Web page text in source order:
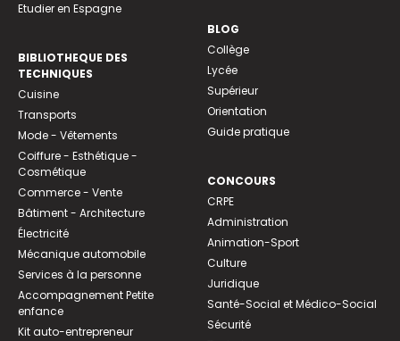
Etudier en Espagne
BIBLIOTHEQUE DES
TECHNIQUES
Cuisine
Transports
Mode - Vêtements
Coiffure - Esthétique -
Cosmétique
Commerce - Vente
Bâtiment - Architecture
Électricité
Mécanique automobile
Services à la personne
Accompagnement Petite
enfance
Kit auto-entrepreneur
BLOG
Collège
Lycée
Supérieur
Orientation
Guide pratique
CONCOURS
CRPE
Administration
Animation-Sport
Culture
Juridique
Santé-Social et Médico-Social
Sécurité